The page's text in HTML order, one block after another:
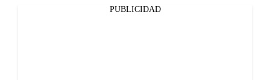
PUBLICIDAD